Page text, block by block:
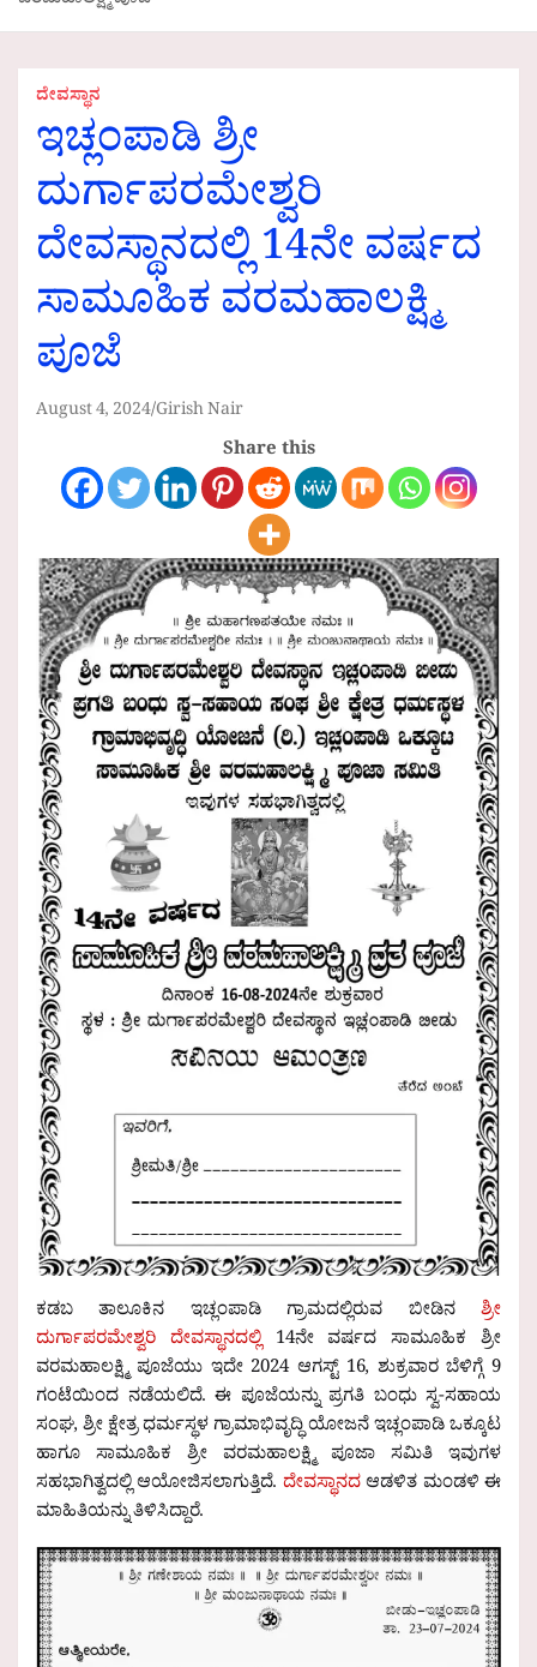
ದೇವಸ್ಥಾನ
ಇಚ್ಲಂಪಾಡಿ ಶ್ರೀ
ದುರ್ಗಾಪರಮೇಶ್ವರಿ
ದೇವಸ್ಥಾನದಲ್ಲಿ 14ನೇ ವರ್ಷದ
ಸಾಮೂಹಿಕ ವರಮಹಾಲಕ್ಷ್ಮಿ
ಪೂಜೆ
August 4, 2024 Girish Nair
Share this
ಕಡಬ ತಾಲೂಕಿನ ಇಚ್ಲಂಪಾಡಿ ಗ್ರಾಮದಲ್ಲಿರುವ ಬೀಡಿನ ಶ್ರೀ
ದುರ್ಗಾಪರಮೇಶ್ವರಿ ದೇವಸ್ಥಾನದಲ್ಲಿ14ನೇ ವರ್ಷದ ಸಾಮೂಹಿಕ ಶ್ರೀ
ವರಮಹಾಲಕ್ಷ್ಮಿ ಪೂಜೆಯು ಇದೇ 2024 ಆಗಸ್ಟ್ 16, ಶುಕ್ರವಾರ ಬೆಳಿಗ್ಗೆ 9
ಗಂಟೆಯಿಂದ ನಡೆಯಲಿದೆ. ಈ ಪೂಜೆಯನ್ನು ಪ್ರಗತಿ ಬಂಧು ಸ್ವ-ಸಹಾಯ
ಸಂಘ, ಶ್ರೀ ಕ್ಷೇತ್ರ ಧರ್ಮಸ್ಥಳ ಗ್ರಾಮಾಭಿವೃದ್ಧಿ ಯೋಜನೆ ಇಚ್ಲಂಪಾಡಿ ಒಕ್ಕೂಟ
ಹಾಗೂ ಸಾಮೂಹಿಕ ಶ್ರೀ ವರಮಹಾಲಕ್ಷ್ಮಿ ಪೂಜಾ ಸಮಿತಿ ಇವುಗಳ
ಸಹಭಾಗಿತ್ವದಲ್ಲಿ ಆಯೋಜಿಸಲಾಗುತ್ತಿದೆ. ದೇವಸ್ಥಾನದಆಡಳಿತ ಮಂಡಳಿ ಈ
ಮಾಹಿತಿಯನ್ನು ತಿಳಿಸಿದ್ದಾರೆ.